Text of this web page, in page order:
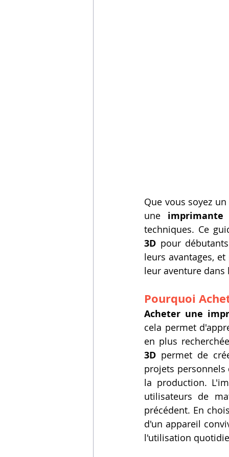
Que vous soyez
une imprimante
techniques. Ce
3D pour
leurs avantages,
leur aventure dans
Pourquoi
Acheter une
cela permet
en plus
3D permet de
projets
la production.
utilisateurs de
précédent. En
d'un appareil
l'utilisation